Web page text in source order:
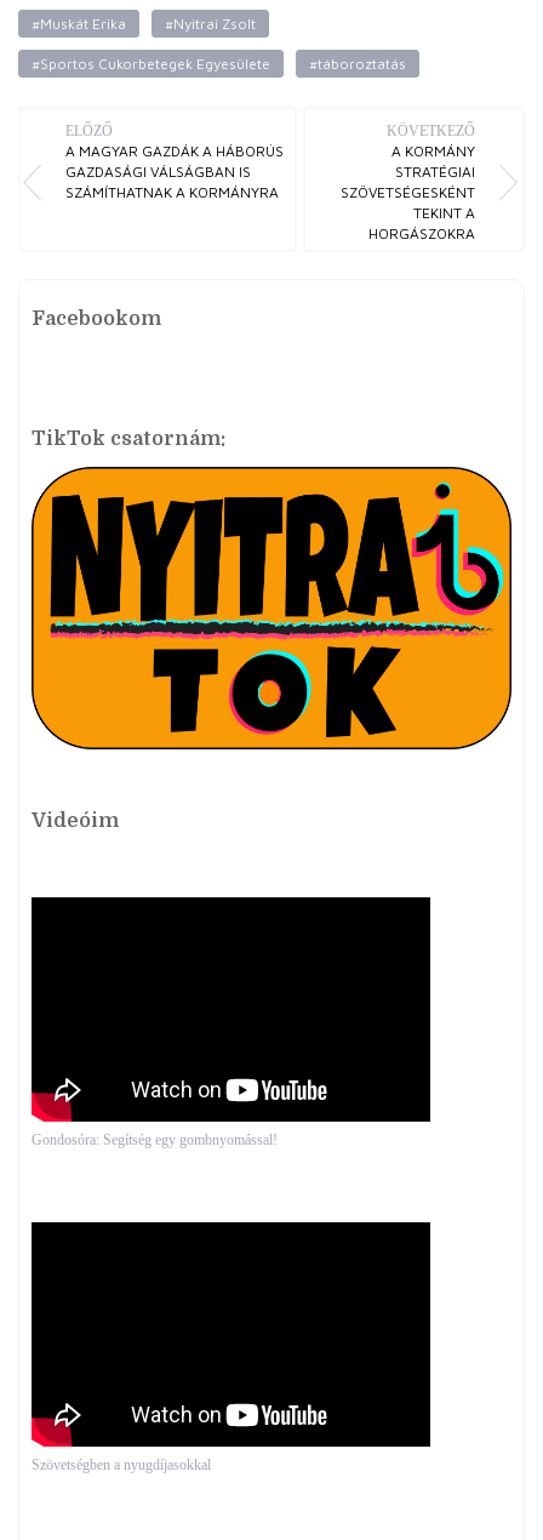
#Muskát Erika #Nyitrai Zsolt
#Sportos Cukorbetegek Egyesülete #táboroztatás
ELŐZŐ
A MAGYAR GAZDÁK A HÁBORÚS
GAZDASÁGI VÁLSÁGBAN IS
SZÁMÍTHATNAK A KORMÁNYRA
KÖVETKEZŐ
A KORMÁNY
STRATÉGIAI
SZÖVETSÉGESKÉNT
TEKINT A
HORGÁSZOKRA
Facebookom
TikTok csatornám:
Videóim
Gondosóra: Segítség egy gombnyomással!
Szövetségben a nyugdíjasokkal